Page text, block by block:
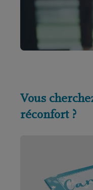
Vous
réconfort ?